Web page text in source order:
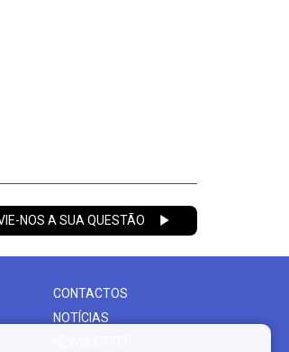
NOS A SUA QUESTÃO
CONTACTOS
NOTÍCIAS